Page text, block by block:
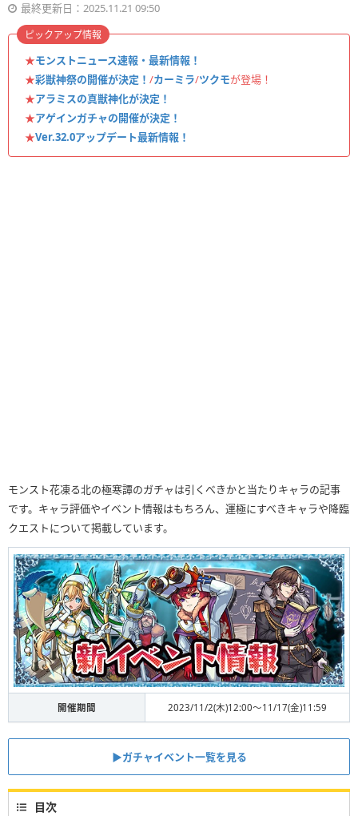
最終更新日：2025.11.21 09:50
★モンストニュース速報・最新情報！
★彩獣神祭の開催が決定！ /カーミラ/ツクモが登場！
★アラミスの真獣神化が決定！
★アゲインガチャの開催が決定！
★Ver.32.0アップデート最新情報！
ピックアップ情報
モンスト花凍る北の極寒譚のガチャは引くべきかと当たりキャラの記事
です。キャラ評価やイベント情報はもちろん、運極にすべきキャラや降臨
クエストについて掲載しています。
開催期間 2023/11/2(木)12:00〜11/17(金)11:59
▶︎ガチャイベント一覧を見る
目次